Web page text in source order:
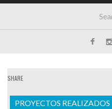
SHARE
PROYECTOS REALIZADOS